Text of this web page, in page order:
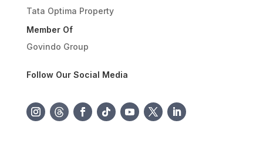
Tata Optima Property
Member Of
Govindo Group
Follow Our Social Media